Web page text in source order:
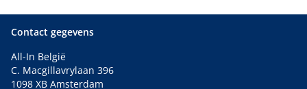
Contact gegevens
All-In België
C. Macgillavrylaan 396
1098 XB Amsterdam